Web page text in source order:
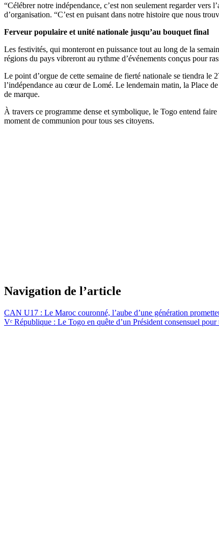
“Célébrer notre indépendance, c’est non seulement regarder
d’organisation. “C’est en puisant dans notre histoire que nous
Ferveur populaire et unité nationale jusqu’au bouquet final
Les festivités, qui monteront en puissance tout au long de la
régions du pays vibreront au rythme d’événements conçus pour
Le point d’orgue de cette semaine de fierté nationale se tiendra
l’indépendance au cœur de Lomé. Le lendemain matin, la Place
de marque.
À travers ce programme dense et symbolique, le Togo entend
moment de communion pour tous ses citoyens.
Navigation de l’article
CAN U17 : Le Maroc couronné, l’aube d’une génération
Vᵉ République : Le Togo en quête d’un Président consensuel pour